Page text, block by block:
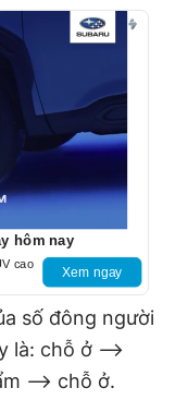
hôm nay
cao
Xem ngay
số đông người
là: chỗ ở –>
–> chỗ ở.